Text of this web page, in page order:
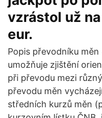
vzrástol už
eur.
Popis převodníku
umožňuje zjištění
při převodu mezi
převodu měn
středních kurzů měn